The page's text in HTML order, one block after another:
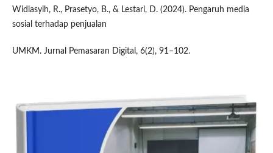
Widiasyih, R., Prasetyo, B., & Lestari, D. (2024). Pengaruh media
sosial terhadap penjualan
UMKM. Jurnal Pemasaran Digital, 6(2), 91–102.